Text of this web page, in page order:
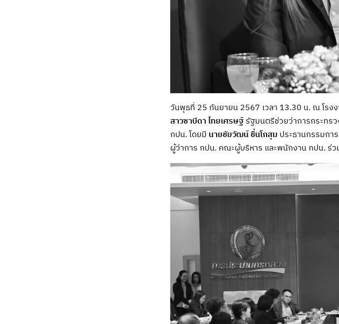
วันพุธที่ 25 กันยายน 2567 เวลา 13.30 น. ณ โรง
สาวซาบีดา ไทยเศรษฐ์รัฐมนตรีช่วยว่าการกระทรว
กปน. โดยมี นายชัยวัฒน์ ชื่นโกสุม ประธานกรรมกา
ผู้ว่าการ กปน. คณะผู้บริหาร และพนักงาน กปน. ร่ว